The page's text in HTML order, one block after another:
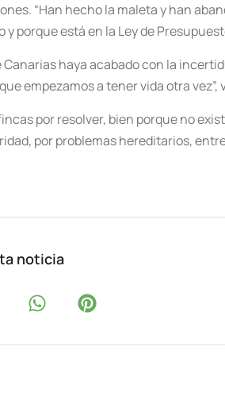
“Han hecho la maleta y han
porque está en la Ley de
haya acabado con la
empezamos a tener vida otra vez”,
por resolver, bien porque no
por problemas hereditarios,
noticia